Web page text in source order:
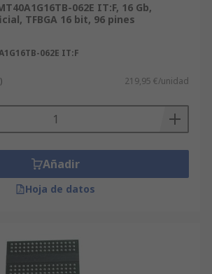
062E IT:F, 16 Gb,
TFBGA 16 bit, 96 pines
062E IT:F
219,95 €/unidad
Añadir
Hoja de datos